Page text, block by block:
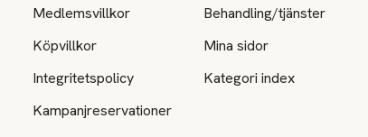
Medlemsvillkor
Köpvillkor
Integritetspolicy
Kampanjreservationer
Behandling/tjänster
Mina sidor
Kategori index